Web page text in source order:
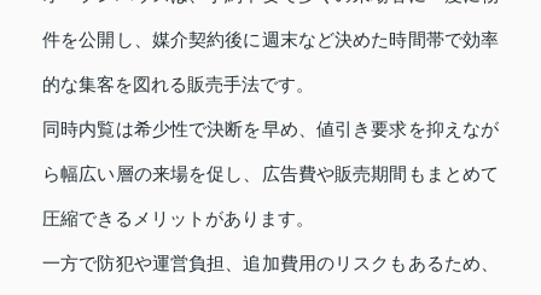
件を公開し、媒介契約後に週末など決めた時間帯で効率
的な集客を図れる販売手法です。
同時内覧は希少性で決断を早め、値引き要求を抑えなが
ら幅広い層の来場を促し、広告費や販売期間もまとめて
圧縮できるメリットがあります。
一方で防犯や運営負担、追加費用のリスクもあるため、